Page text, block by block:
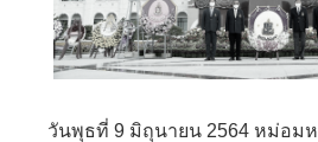
วันพุธที่ 9 มิถุนายน 2564 หม่อม